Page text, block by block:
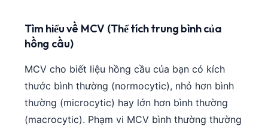
Tìm hiểu về MCV (Thể tích trung bình của
hồng cầu)
MCV cho biết liệu hồng cầu của bạn có kích
thước bình thường (normocytic), nhỏ hơn bình
thường (microcytic) hay lớn hơn bình thường
(macrocytic). Phạm vi MCV bình thường thường
ဗမာစာ
ភាសាខ្មែរ
Kiswahili
አማርኛ
Українська
O‘zbekcha